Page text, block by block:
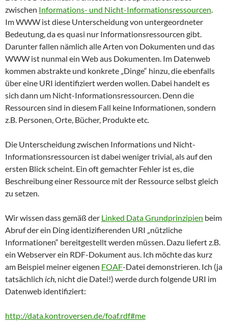
zwischen Informations- und Nicht-Informationsressourcen.
Im WWW ist diese Unterscheidung von untergeordneter
Bedeutung, da es quasi nur Informationsressourcen gibt.
Darunter fallen nämlich alle Arten von Dokumenten und das
WWW ist nunmal ein Web aus Dokumenten. Im Datenweb
kommen abstrakte und konkrete „Dinge“ hinzu, die ebenfalls
über eine URI identifiziert werden wollen. Dabei handelt es
sich dann um Nicht-Informationsressourcen. Denn die
Ressourcen sind in diesem Fall keine Informationen, sondern
z.B. Personen, Orte, Bücher, Produkte etc.
Die Unterscheidung zwischen Informations und Nicht-
Informationsressourcen ist dabei weniger trivial, als auf den
ersten Blick scheint. Ein oft gemachter Fehler ist es, die
Beschreibung einer Ressource mit der Ressource selbst gleich
zu setzen.
Wir wissen dass gemäß der Linked Data Grundprinzipien beim
Abruf der ein Ding identizifierenden URI „nützliche
Informationen“ bereitgestellt werden müssen. Dazu liefert z.B.
ein Webserver ein RDF-Dokument aus. Ich möchte das kurz
am Beispiel meiner eigenen FOAF-Datei demonstrieren. Ich (ja
tatsächlich ich, nicht die Datei!) werde durch folgende URI im
Datenweb identifiziert:
http://data.kontroversen.de/foaf.rdf#me